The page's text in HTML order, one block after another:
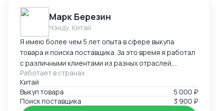
работа с фонетикой и устной речью. Межкультурная
коммуникация и ведение деловых переговоров.
Аудит заводов, инспекция товаров, контроль
качества перед отправкой. Перевод (устный и
письменный) в образовательной и коммерческой
сферах. Использование цифровых инструментов и
образовательных технологий в обучении.
Марк Березин
Чэнду, Китай
Я имею более чем 5 лет опыта в сфере выкупа
товара и поиска поставщика. За это время я работал
с различными клиентами из разных отраслей,
включая розничную торговлю, электронику, моду и
другие. Я успешно находил поставщиков для
клиентов, помогал им получить выгодные условия и
заключал успешные сделки.
Работает в странах
Китай
Выкуп товара
5 000 ₽
Поиск поставщика
3 900 ₽